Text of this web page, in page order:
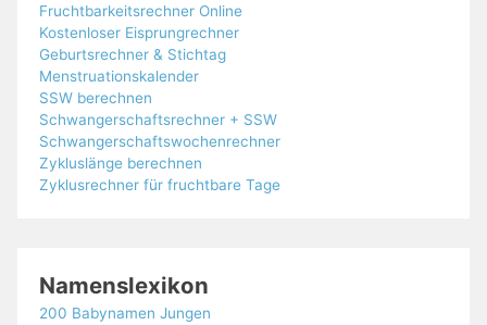
Fruchtbarkeitsrechner Online
Kostenloser Eisprungrechner
Geburtsrechner & Stichtag
Menstruationskalender
SSW berechnen
Schwangerschaftsrechner + SSW
Schwangerschaftswochenrechner
Zykluslänge berechnen
Zyklusrechner für fruchtbare Tage
Namenslexikon
200 Babynamen Jungen